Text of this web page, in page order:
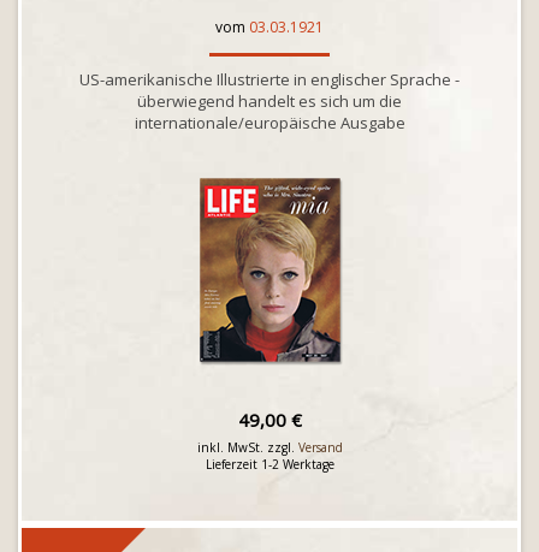
vom 03.03.1921
US-amerikanische Illustrierte in englischer Sprache -
überwiegend handelt es sich um die
internationale/europäische Ausgabe
49,00 €
inkl. MwSt. zzgl. Versand
Lieferzeit 1-2 Werktage